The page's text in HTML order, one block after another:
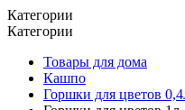
Категории
Категории
Товары для дома
Кашпо
Горшки для цветов